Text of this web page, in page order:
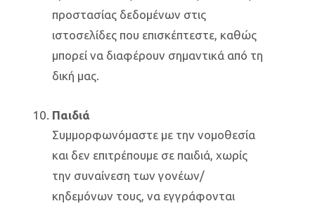
προστασίας δεδομένων στις
ιστοσελίδες που επισκέπτεστε, καθώς
μπορεί να διαφέρουν σημαντικά από τη
δική μας.
Παιδιά
Συμμορφωνόμαστε με την νομοθεσία
και δεν επιτρέπουμε σε παιδιά, χωρίς
την συναίνεση των γονέων/
κηδεμόνων τους, να εγγράφονται